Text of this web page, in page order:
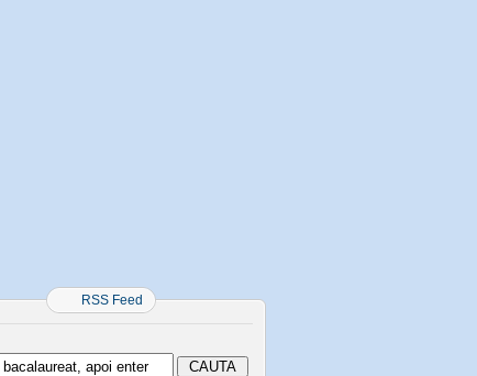
RSS Feed